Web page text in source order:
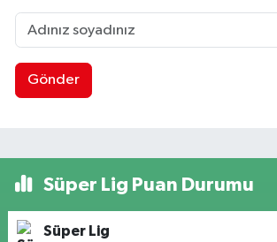
Gönder
Süper Lig Puan Durumu
Süper Lig